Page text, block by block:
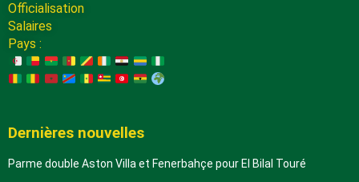
Officialisation
Salaires
Pays :
Dernières nouvelles
Parme double Aston Villa et Fenerbahçe pour El Bilal Touré